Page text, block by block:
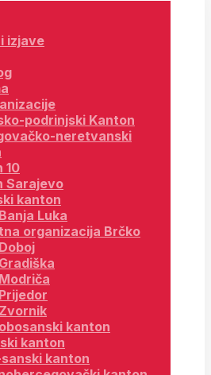
izjave
podrinjski Kanton
neretvanski
10
Sarajevo
kanton
Luka
organizacija Brčko
kanton
kanton
kanton